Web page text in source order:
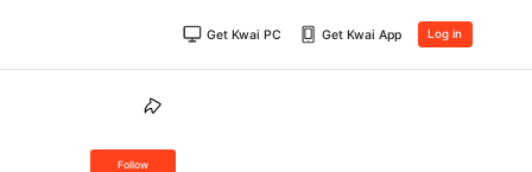
Get Kwai PC Get Kwai App Log in
Follow